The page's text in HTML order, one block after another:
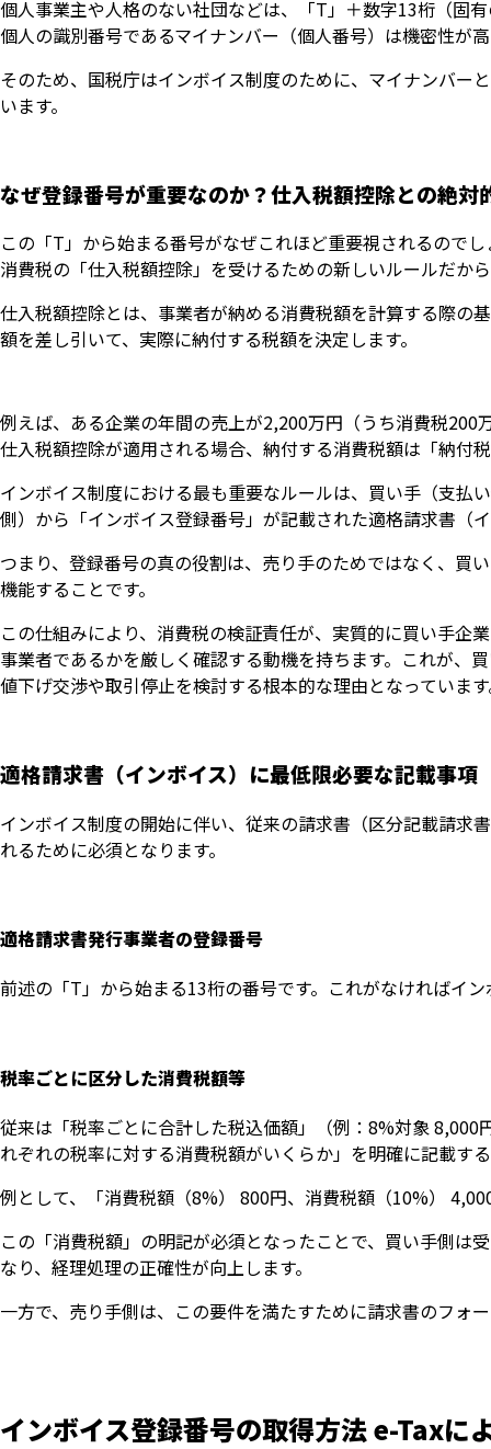
個人事業主や人格のない社団などは、「T」＋数字13桁（固
個人の識別番号であるマイナンバー（個人番号）は機密性が
そのため、国税庁はインボイス制度のために、マイナンバー
います。
なぜ登録番号が重要なのか？仕入税額控除との絶対
この「T」から始まる番号がなぜこれほど重要視されるので
消費税の「仕入税額控除」を受けるための新しいルールだか
仕入税額控除とは、事業者が納める消費税額を計算する際の
額を差し引いて、実際に納付する税額を決定します。
例えば、ある企業の年間の売上が2,200万円（うち消費税
仕入税額控除が適用される場合、納付する消費税額は「納付
インボイス制度における最も重要なルールは、買い手（支払
側）から「インボイス登録番号」が記載された適格請求書（
つまり、登録番号の真の役割は、売り手のためではなく、買
機能することです。
この仕組みにより、消費税の検証責任が、実質的に買い手企
事業者であるかを厳しく確認する動機を持ちます。これが、
値下げ交渉や取引停止を検討する根本的な理由となっていま
適格請求書（インボイス）に最低限必要な記載事項
インボイス制度の開始に伴い、従来の請求書（区分記載請求
れるために必須となります。
適格請求書発行事業者の登録番号
前述の「T」から始まる13桁の番号です。これがなければイ
税率ごとに区分した消費税額等
従来は「税率ごとに合計した税込価額」（例：8%対象
れぞれの税率に対する消費税額がいくらか」を明確に記載す
例として、「消費税額（8%） 800円、消費税額（10%）
この「消費税額」の明記が必須となったことで、買い手側は
なり、経理処理の正確性が向上します。
一方で、売り手側は、この要件を満たすために請求書のフォ
インボイス登録番号の取得方法 e-Taxに